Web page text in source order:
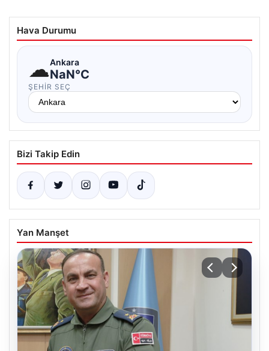
Hava Durumu
☁Ankara
NaN°C
ŞEHIR SEÇ
Bizi Takip Edin
Yan Manşet